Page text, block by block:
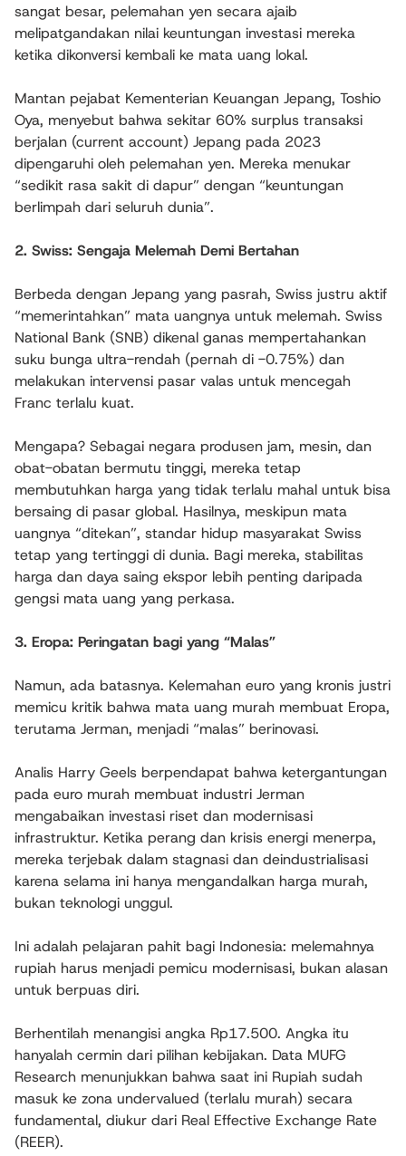
sangat besar, pelemahan yen secara ajaib
melipatgandakan nilai keuntungan investasi mereka
ketika dikonversi kembali ke mata uang lokal.
Mantan pejabat Kementerian Keuangan Jepang, Toshio
Oya, menyebut bahwa sekitar 60% surplus transaksi
berjalan (current account) Jepang pada 2023
dipengaruhi oleh pelemahan yen. Mereka menukar
“sedikit rasa sakit di dapur” dengan “keuntungan
berlimpah dari seluruh dunia”.
2. Swiss: Sengaja Melemah Demi Bertahan
Berbeda dengan Jepang yang pasrah, Swiss justru aktif
“memerintahkan” mata uangnya untuk melemah. Swiss
National Bank (SNB) dikenal ganas mempertahankan
suku bunga ultra-rendah (pernah di -0.75%) dan
melakukan intervensi pasar valas untuk mencegah
Franc terlalu kuat.
Mengapa? Sebagai negara produsen jam, mesin, dan
obat-obatan bermutu tinggi, mereka tetap
membutuhkan harga yang tidak terlalu mahal untuk bisa
bersaing di pasar global. Hasilnya, meskipun mata
uangnya “ditekan”, standar hidup masyarakat Swiss
tetap yang tertinggi di dunia. Bagi mereka, stabilitas
harga dan daya saing ekspor lebih penting daripada
gengsi mata uang yang perkasa.
3. Eropa: Peringatan bagi yang “Malas”
Namun, ada batasnya. Kelemahan euro yang kronis justri
memicu kritik bahwa mata uang murah membuat Eropa,
terutama Jerman, menjadi “malas” berinovasi.
Analis Harry Geels berpendapat bahwa ketergantungan
pada euro murah membuat industri Jerman
mengabaikan investasi riset dan modernisasi
infrastruktur. Ketika perang dan krisis energi menerpa,
mereka terjebak dalam stagnasi dan deindustrialisasi
karena selama ini hanya mengandalkan harga murah,
bukan teknologi unggul.
Ini adalah pelajaran pahit bagi Indonesia: melemahnya
rupiah harus menjadi pemicu modernisasi, bukan alasan
untuk berpuas diri.
Berhentilah menangisi angka Rp17.500. Angka itu
hanyalah cermin dari pilihan kebijakan. Data MUFG
Research menunjukkan bahwa saat ini Rupiah sudah
masuk ke zona undervalued (terlalu murah) secara
fundamental, diukur dari Real Effective Exchange Rate
(REER).